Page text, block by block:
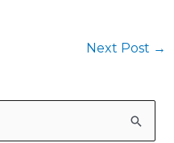
Next Post →